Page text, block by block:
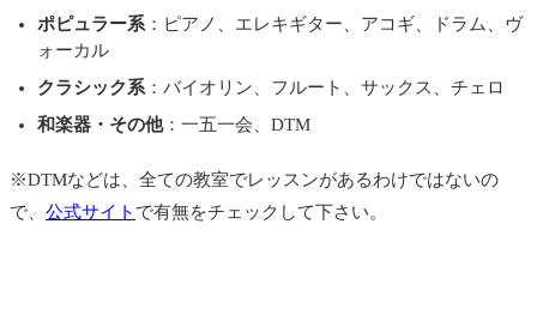
ポピュラー系：ピアノ、エレキギター、アコギ、ドラム、ヴ
ォーカル
クラシック系：バイオリン、フルート、サックス、チェロ
和楽器・その他：一五一会、DTM
※DTMなどは、全ての教室でレッスンがあるわけではないの
で、 公式サイト で有無をチェックして下さい。